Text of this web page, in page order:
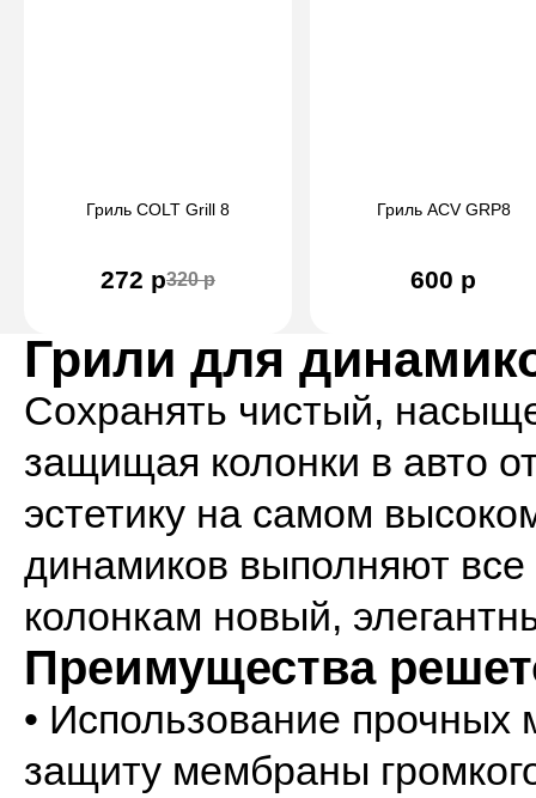
Гриль COLT Grill 8
272 р320 р
Гриль ACV GRP8
600 р
Грили для
Сохранять чистый,
защищая колонки в авто
эстетику на самом
динамиков выполняют
колонкам новый,
Преимущества
• Использование прочных
защиту мембраны